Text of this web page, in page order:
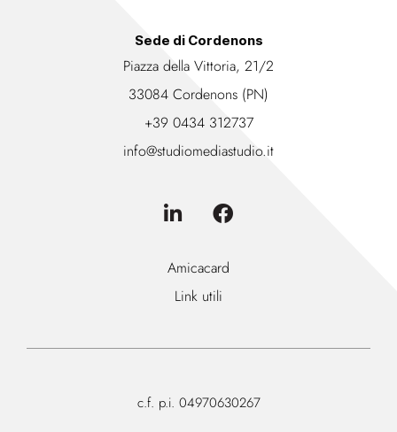
Sede di Cordenons
Piazza della Vittoria, 21/2
33084 Cordenons (PN)
+39 0434 312737
info@studiomediastudio.it
Amicacard
Link utili
c.f. p.i. 04970630267